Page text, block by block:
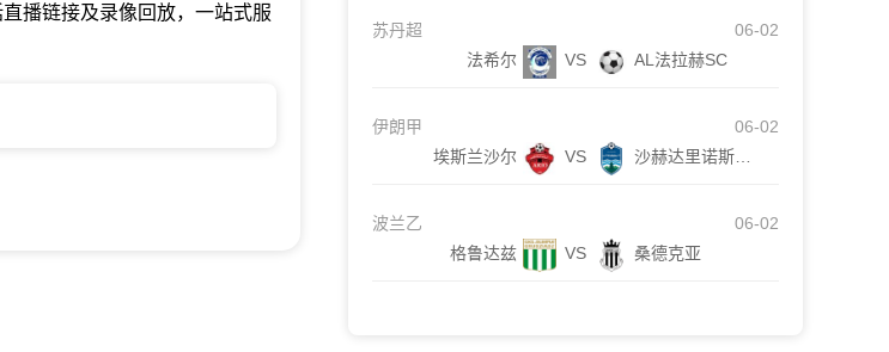
播链接及录像回放，一站式服
苏丹超
06-02
法希尔
VS AL法拉赫SC
伊朗甲
06-02
埃斯兰沙尔
VS
波兰乙
06-02
格鲁达兹
VS 桑德克亚